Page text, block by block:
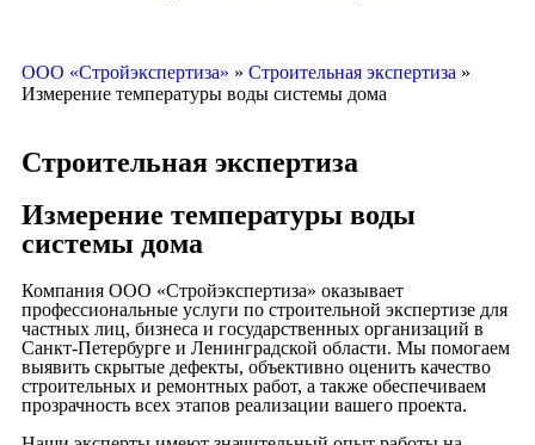
ООО «Стройэкспертиза» » Строительная экспертиза »
Измерение температуры воды системы дома
Строительная экспертиза
Измерение температуры воды
системы дома
Компания ООО «Стройэкспертиза» оказывает
профессиональные услуги по строительной экспертизе для
частных лиц, бизнеса и государственных организаций в
Санкт-Петербурге и Ленинградской области. Мы помогаем
выявить скрытые дефекты, объективно оценить качество
строительных и ремонтных работ, а также обеспечиваем
прозрачность всех этапов реализации вашего проекта.